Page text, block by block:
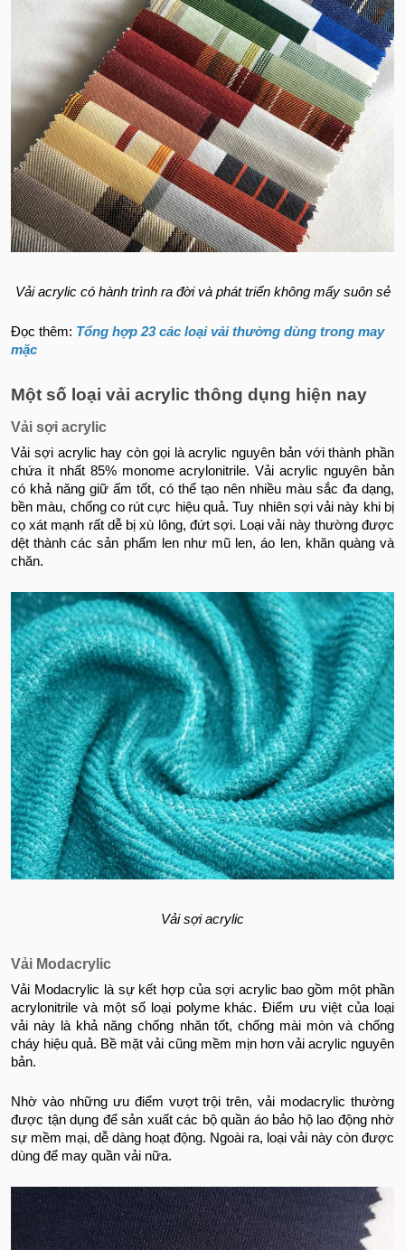
Vải acrylic có hành trình ra đời và phát triển không mấy suôn sẻ
Đọc thêm: Tổng hợp 23 các loại vải thường dùng trong may
mặc
Một số loại vải acrylic thông dụng hiện nay
Vải sợi acrylic
Vải sợi acrylic hay còn gọi là acrylic nguyên bản với thành phần
chứa ít nhất 85% monome acrylonitrile. Vải acrylic nguyên bản
có khả năng giữ ấm tốt, có thể tạo nên nhiều màu sắc đa dạng,
bền màu, chống co rút cực hiệu quả. Tuy nhiên sợi vải này khi bị
cọ xát mạnh rất dễ bị xù lông, đứt sợi. Loại vải này thường được
dệt thành các sản phẩm len như mũ len, áo len, khăn quàng và
chăn.
Vải sợi acrylic
Vải Modacrylic
Vải Modacrylic là sự kết hợp của sợi acrylic bao gồm một phần
acrylonitrile và một số loại polyme khác. Điểm ưu việt của loại
vải này là khả năng chống nhăn tốt, chống mài mòn và chống
cháy hiệu quả. Bề mặt vải cũng mềm mịn hơn vải acrylic nguyên
bản.
Nhờ vào những ưu điểm vượt trội trên, vải modacrylic thường
được tận dụng để sản xuất các bộ quần áo bảo hộ lao động nhờ
sự mềm mại, dễ dàng hoạt động. Ngoài ra, loại vải này còn được
dùng để may quần vải nữa.